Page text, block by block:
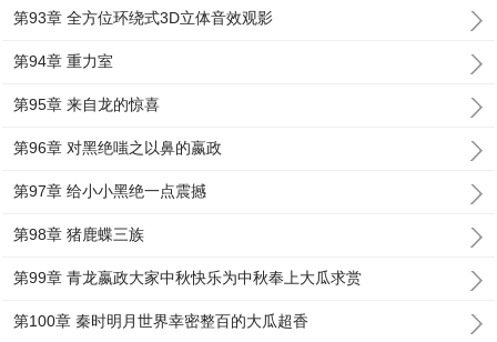
第93章 全方位环绕式3D立体音效观影
第94章 重力室
第95章 来自龙的惊喜
第96章 对黑绝嗤之以鼻的嬴政
第97章 给小小黑绝一点震撼
第98章 猪鹿蝶三族
第99章 青龙嬴政大家中秋快乐为中秋奉上大瓜求赏
第100章 秦时明月世界幸密整百的大瓜超香